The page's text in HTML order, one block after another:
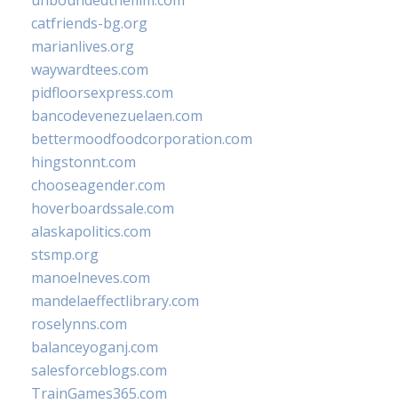
catfriends-bg.org
marianlives.org
waywardtees.com
pidfloorsexpress.com
bancodevenezuelaen.com
bettermoodfoodcorporation.com
hingstonnt.com
chooseagender.com
hoverboardssale.com
alaskapolitics.com
stsmp.org
manoelneves.com
mandelaeffectlibrary.com
roselynns.com
balanceyoganj.com
salesforceblogs.com
TrainGames365.com